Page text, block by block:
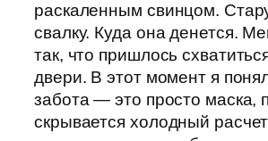
раскаленным свинцом.
свалку. Куда она денется.
так, что пришлось
двери. В этот момент я
забота — это просто маска,
скрывается холодный